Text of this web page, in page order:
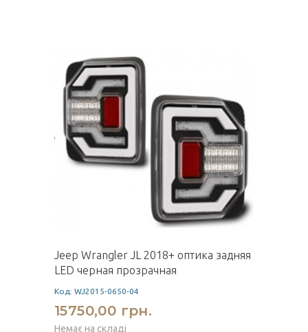
Jeep Wrangler JL 2018+ оптика задняя
LED черная прозрачная
Код: WJ2015-0650-04
15750,00 грн.
Немає на складі